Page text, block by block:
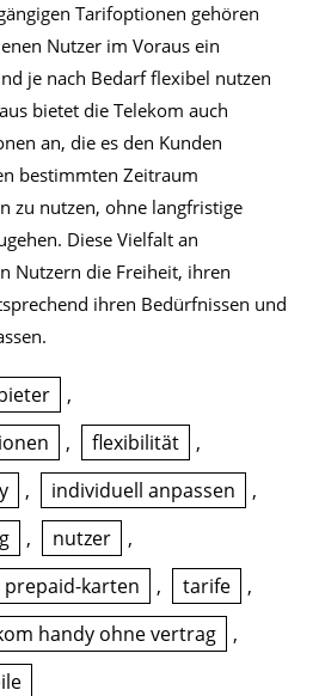
Tarifoptionen gehören
Nutzer im Voraus ein
je nach Bedarf flexibel nutzen
bietet die Telekom auch
an, die es den Kunden
bestimmten Zeitraum
zu nutzen, ohne langfristige
Diese Vielfalt an
Nutzern die Freiheit, ihren
ihren Bedürfnissen und
,
, flexibilität
,
, individuell anpassen
,
, nutzer
,
prepaid-karten , tarife
,
handy ohne vertrag
,